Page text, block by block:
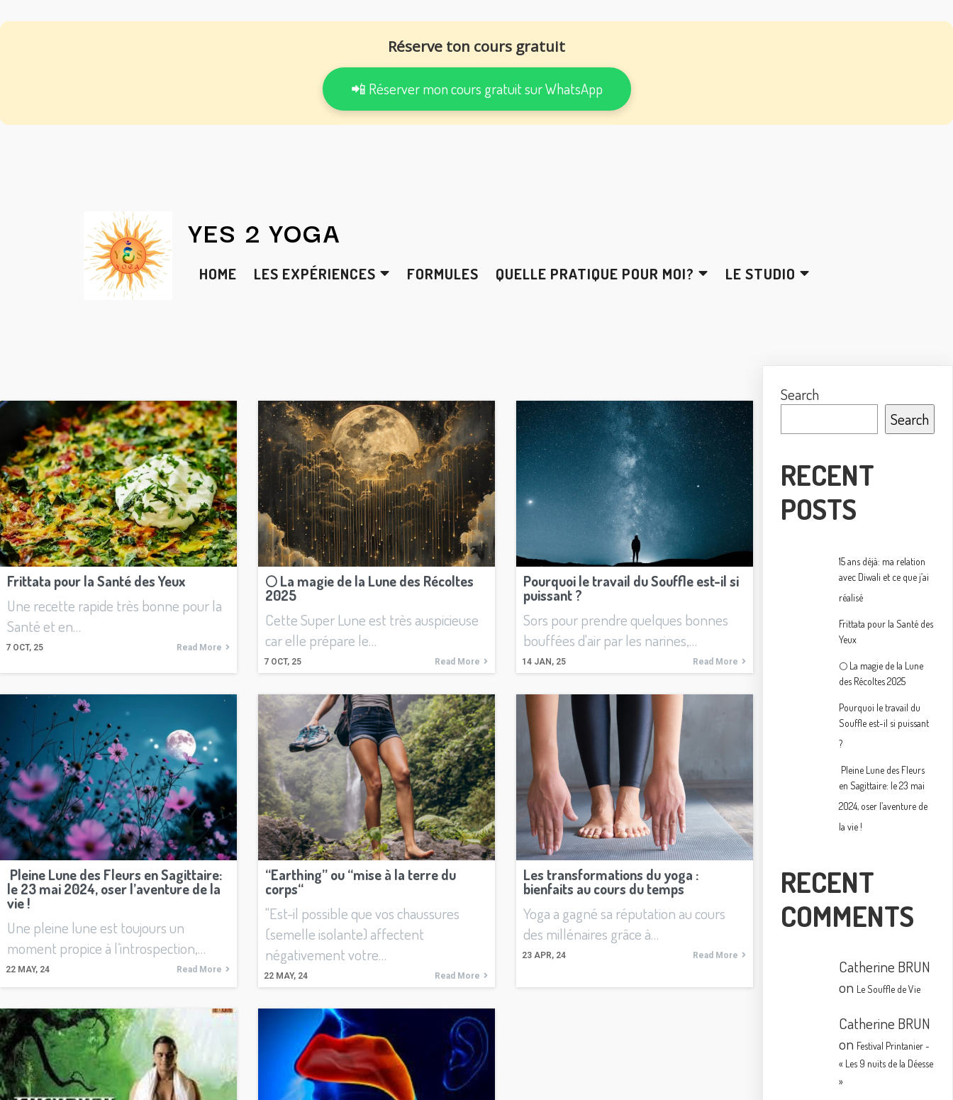
Réserve ton cours gratuit
📲 Réserver mon cours gratuit sur WhatsApp
YES 2 YOGA
HOME LES EXPÉRIENCES FORMULES QUELLE PRATIQUE POUR MOI? LE STUDIO
Frittata pour la Santé des Yeux
7 OCT, 25
Une recette rapide très bonne pour la
Santé et en…
Read More
🌕 La magie de la Lune des Récoltes
2025
7 OCT, 25
Cette Super Lune est très auspicieuse
car elle prépare le…
Read More
Pourquoi le travail du Souffle est-il si
puissant ?
14 JAN, 25
Sors pour prendre quelques bonnes
bouffées d'air par les narines,…
Read More
Pleine Lune des Fleurs en Sagittaire:
le 23 mai 2024, oser l’aventure de la
vie !
22 MAY, 24
Une pleine lune est toujours un
moment propice à l’introspection,…
Read More
“Earthing” ou “mise à la terre du
corps“
22 MAY, 24
"Est-il possible que vos chaussures
(semelle isolante) affectent
négativement votre…
Read More
Les transformations du yoga :
bienfaits au cours du temps
23 APR, 24
Yoga a gagné sa réputation au cours
des millénaires grâce à…
Read More
Search
Search
RECENT
POSTS
15 ans déjà: ma relation
avec Diwali et ce que j’ai
réalisé
Frittata pour la Santé des
Yeux
🌕 La magie de la Lune
des Récoltes 2025
Pourquoi le travail du
Souffle est-il si puissant
?
Pleine Lune des Fleurs
en Sagittaire: le 23 mai
2024, oser l’aventure de
la vie !
RECENT
COMMENTS
Catherine BRUN
on Le Souffle de Vie
Catherine BRUN
on Festival Printanier ~
« Les 9 nuits de la Déesse
»